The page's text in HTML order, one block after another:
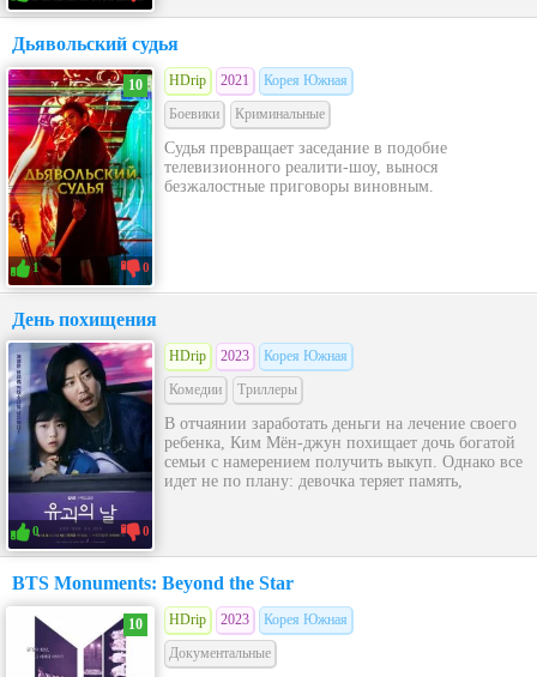
Дьявольский судья
10
1 0
HDrip 2021
Корея Южная
Боевики
Криминальные
Судья превращает заседание в подобие
телевизионного реалити-шоу, вынося
безжалостные приговоры виновным.
День похищения
0 0
HDrip 2023
Корея Южная
Комедии
Триллеры
В отчаянии заработать деньги на лечение своего
ребенка, Ким Мён-джун похищает дочь богатой
семьи с намерением получить выкуп. Однако все
идет не по плану: девочка теряет память,
BTS Monuments: Beyond the Star
10 HDrip 2023
Корея Южная
Документальные